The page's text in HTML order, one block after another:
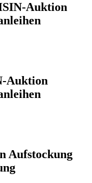
Auktion
Auktion
Aufstockung